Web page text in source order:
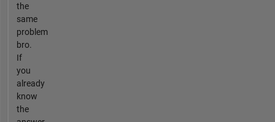
the
same
problem
bro.
If
you
already
know
the